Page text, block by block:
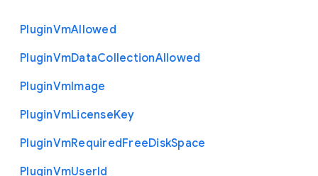
PluginVmAllowed
PluginVmDataCollectionAllowed
PluginVmImage
PluginVmLicenseKey
PluginVmRequiredFreeDiskSpace
PluginVmUserId